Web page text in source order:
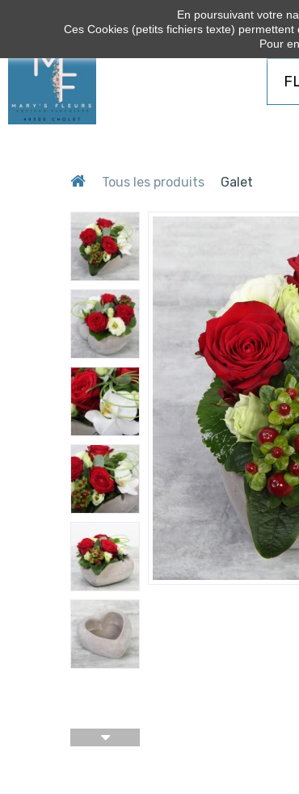
Tous les produits Galet
En poursuivant votre
Ces Cookies (petits fichiers texte)
Pour